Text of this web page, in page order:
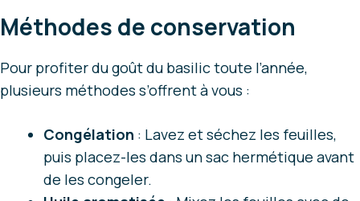
Méthodes de conservation
Pour profiter du goût du basilic toute l’année,
plusieurs méthodes s’offrent à vous :
Congélation : Lavez et séchez les feuilles,
puis placez-les dans un sac hermétique avant
de les congeler.